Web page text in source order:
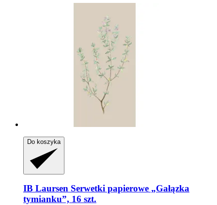
Do koszyka
IB Laursen Serwetki papierowe „Gałązka
tymianku”, 16 szt.